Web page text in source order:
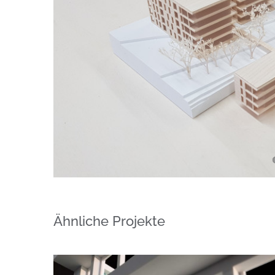
Ähnliche Projekte